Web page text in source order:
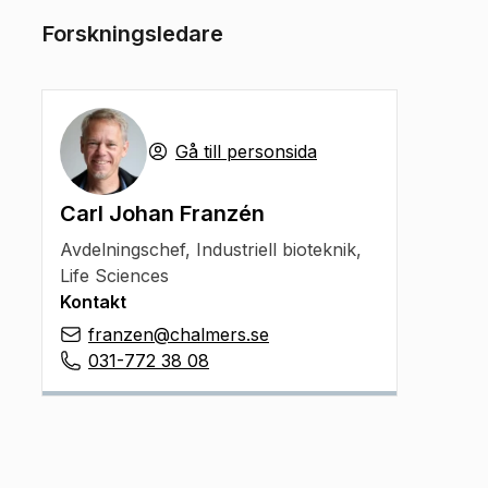
Forskningsledare
Gå till personsida
Carl Johan Franzén
Avdelningschef, Industriell bioteknik,
Life Sciences
Kontakt
franzen@chalmers.se
031-772 38 08